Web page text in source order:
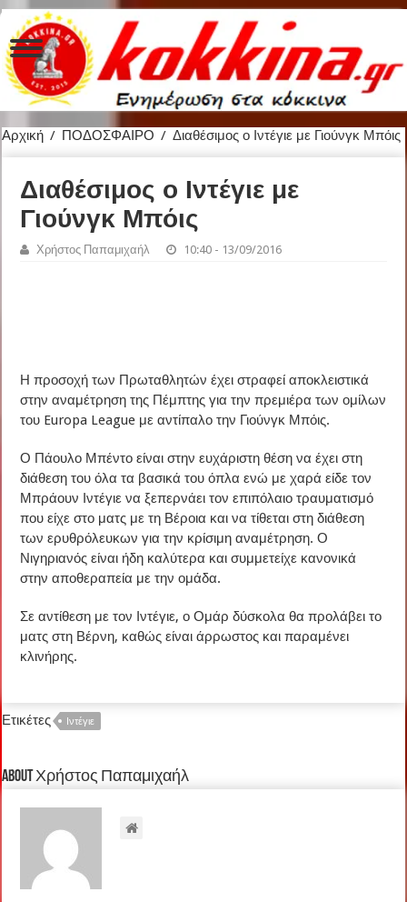
Αρχική / ΠΟΔΟΣΦΑΙΡΟ / Διαθέσιμος ο Ιντέγιε με Γιούνγκ Μπόις
Διαθέσιμος ο Ιντέγιε με
Γιούνγκ Μπόις
Χρήστος Παπαμιχαήλ 10:40 - 13/09/2016
Η προσοχή των Πρωταθλητών έχει στραφεί αποκλειστικά
στην αναμέτρηση της Πέμπτης για την πρεμιέρα των ομίλων
του Europa League με αντίπαλο την Γιούνγκ Μπόις.
Ο Πάουλο Μπέντο είναι στην ευχάριστη θέση να έχει στη
διάθεση του όλα τα βασικά του όπλα ενώ με χαρά είδε τον
Μπράουν Ιντέγιε να ξεπερνάει τον επιπόλαιο τραυματισμό
που είχε στο ματς με τη Βέροια και να τίθεται στη διάθεση
των ερυθρόλευκων για την κρίσιμη αναμέτρηση. Ο
Νιγηριανός είναι ήδη καλύτερα και συμμετείχε κανονικά
στην αποθεραπεία με την ομάδα.
Σε αντίθεση με τον Ιντέγιε, ο Ομάρ δύσκολα θα προλάβει το
ματς στη Βέρνη, καθώς είναι άρρωστος και παραμένει
κλινήρης.
Ετικέτες Ιντέγιε
About Χρήστος Παπαμιχαήλ